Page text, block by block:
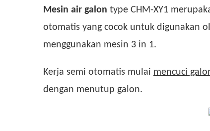
Mesin air galon type CHM-XY1
otomatis yang cocok untuk digunakan
menggunakan mesin 3 in 1.
Kerja semi otomatis mulai mencuci
dengan menutup galon.